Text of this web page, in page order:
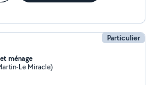
Particulier
ménage
Le Miracle)